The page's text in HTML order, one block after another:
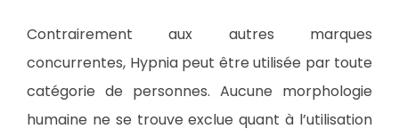
Contrairement aux autres marques
concurrentes, Hypnia peut être utilisée par toute
catégorie de personnes. Aucune morphologie
humaine ne se trouve exclue quant à l’utilisation